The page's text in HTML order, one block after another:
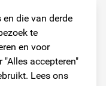
die van derde
te
en voor
accepteren"
Lees ons